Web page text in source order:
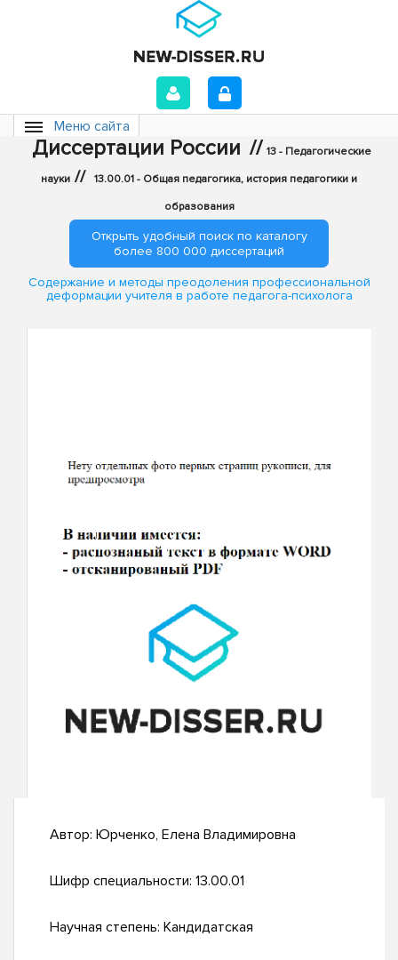
Меню сайта
Диссертации России // 13 - Педагогические
науки // 13.00.01 - Общая педагогика, история педагогики и
образования
Открыть удобный поиск по каталогу
более 800 000 диссертаций
Содержание и методы преодоления профессиональной
деформации учителя в работе педагога-психолога
Автор: Юрченко, Елена Владимировна
Шифр специальности: 13.00.01
Научная степень: Кандидатская